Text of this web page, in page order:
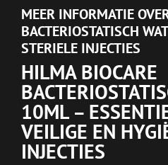
MEER INFORMATIE
BACTERIOSTATISCH
STERIELE INJECTIES
HILMA BIOCARE
10ML –
VEILIGE EN
INJECTIES